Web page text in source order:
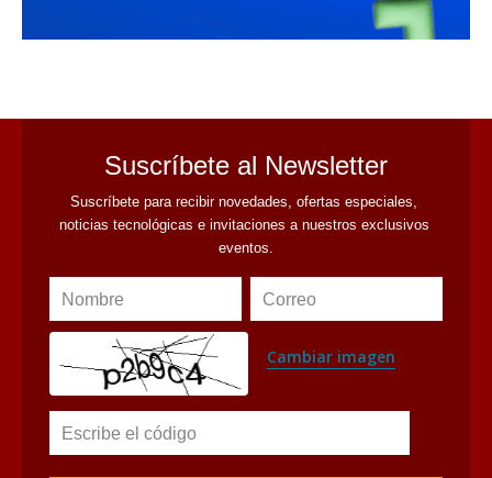
Suscríbete al Newsletter
Suscríbete para recibir novedades, ofertas especiales,
noticias tecnológicas e invitaciones a nuestros exclusivos
eventos.
Nombre Correo
Cambiar imagen
Escribe el código